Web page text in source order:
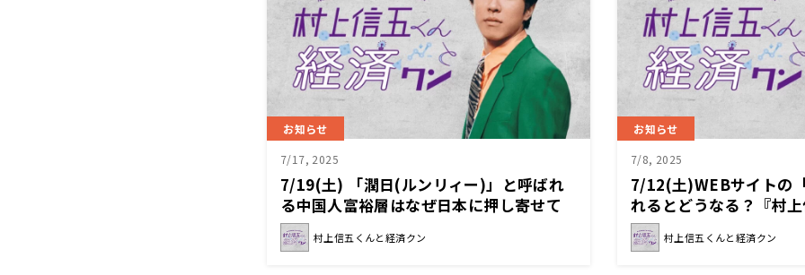
お知らせ
7/17, 2025
7/19(土) 「潤日(ルンリィー)」と呼ばれ
る中国人富裕層はなぜ日本に押し寄せて
いるのか？『村上信五くんと経済クン』
村上信五くんと経済クン
お知らせ
7/8, 2025
7/12(土)WEBサイトの
れるとどうなる？『村
クン』
村上信五くんと経済クン